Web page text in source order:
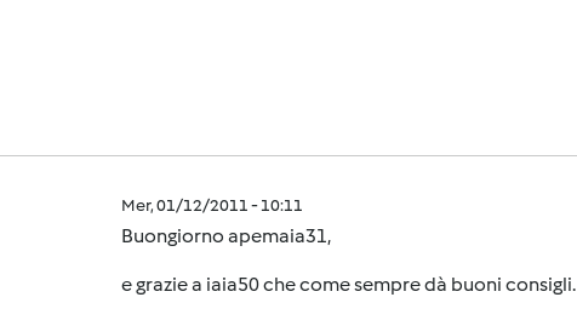
Mer, 01/12/2011 - 10:11
Buongiorno apemaia31,
e grazie a iaia50 che come sempre dà buoni consigli.